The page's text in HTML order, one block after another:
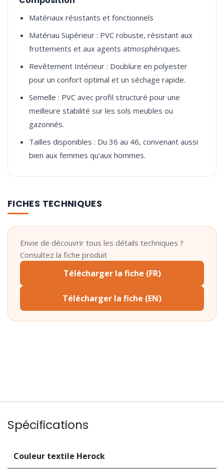
Matériaux résistants et fonctionnels
Matériau Supérieur : PVC robuste, résistant aux
frottements et aux agents atmosphériques.
Revêtement Intérieur : Doublure en polyester
pour un confort optimal et un séchage rapide.
Semelle : PVC avec profil structuré pour une
meilleure stabilité sur les sols meubles ou
gazonnés.
Tailles disponibles : Du 36 au 46, convenant aussi
bien aux femmes qu'aux hommes.
FICHES TECHNIQUES
Envie de découvrir tous les détails techniques ?
Consultez la fiche produit
Télécharger la fiche (FR)
Télécharger la fiche (EN)
Spécifications
Couleur textile Herock